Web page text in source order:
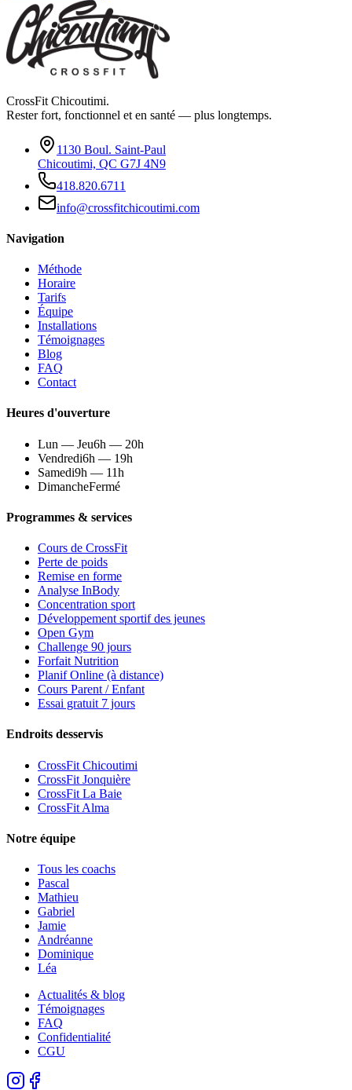
CrossFit Chicoutimi.
Rester fort, fonctionnel et en santé — plus longtemps.
1130 Boul. Saint-Paul
Chicoutimi, QC G7J 4N9
418.820.6711
info@crossfitchicoutimi.com
Navigation
Méthode
Horaire
Tarifs
Équipe
Installations
Témoignages
Blog
FAQ
Contact
Heures d'ouverture
Lun — Jeu6h — 20h
Vendredi6h — 19h
Samedi9h — 11h
DimancheFermé
Programmes & services
Cours de CrossFit
Perte de poids
Remise en forme
Analyse InBody
Concentration sport
Développement sportif des jeunes
Open Gym
Challenge 90 jours
Forfait Nutrition
Planif Online (à distance)
Cours Parent / Enfant
Essai gratuit 7 jours
Endroits desservis
CrossFit Chicoutimi
CrossFit Jonquière
CrossFit La Baie
CrossFit Alma
Notre équipe
Tous les coachs
Pascal
Mathieu
Gabriel
Jamie
Andréanne
Dominique
Léa
Actualités & blog
Témoignages
FAQ
Confidentialité
CGU